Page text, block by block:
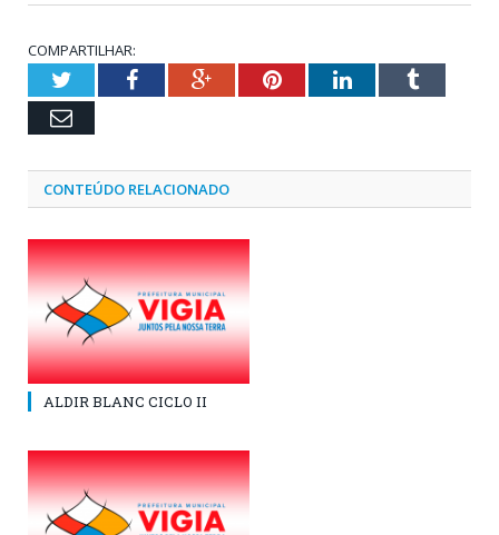
COMPARTILHAR:
TwitterFacebookGoogle+PinterestLinkedInTumblr
Email
CONTEÚDO RELACIONADO
ALDIR BLANC CICLO II